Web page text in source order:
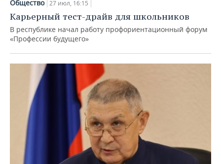
Общество 27 июл, 16:15
Карьерный тест-драйв для школьников
В республике начал работу профориентационный форум
«Профессии будущего»